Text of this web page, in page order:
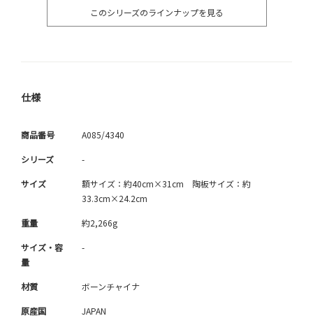
このシリーズのラインナップを見る
仕様
商品番号 A085/4340
シリーズ -
サイズ
額サイズ：約40cm×31cm 陶板サイズ：約
33.3cm×24.2cm
重量 約2,266g
サイズ・容
量
-
材質 ボーンチャイナ
原産国 JAPAN